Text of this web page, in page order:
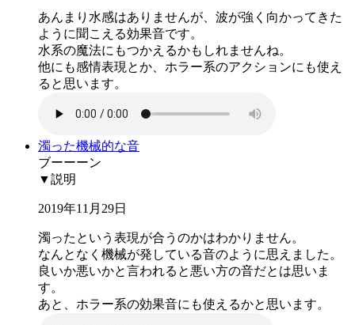
あんまり水感はありませんが、波が強く向かってきた
ように聞こえる効果音です。
水系の魔法にもつかえるかもしれませんね。
他にも感情表現とか、ホラー系のアクションにも使え
ると思います。
濁った機械的な音
ブーーーン
▼説明
2019年11月29日
濁ったという表現が合うのかはわかりません。
なんとなく機械が発している音のように思えました。
良いか悪いかと言われると悪い方の音だとは思いま
す。
あと、ホラー系の効果音にも使えるかと思います。